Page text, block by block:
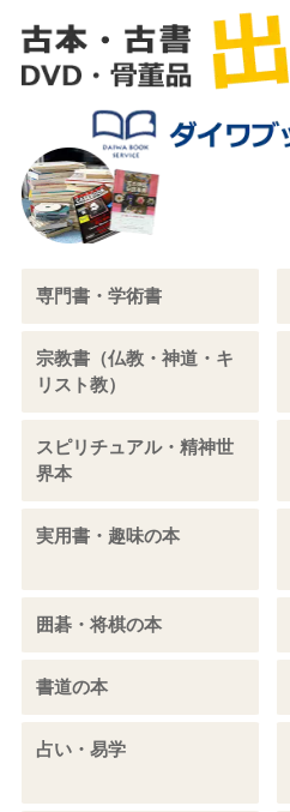
専門書・学術書
宗教書（仏教・神道・キ
リスト教）
スピリチュアル・精神世
界本
実用書・趣味の本
囲碁・将棋の本
書道の本
占い・易学